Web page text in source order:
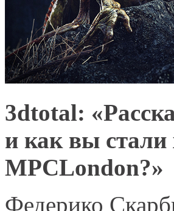
3dtotal:
и как вы
MPCLondon?»
Федерико